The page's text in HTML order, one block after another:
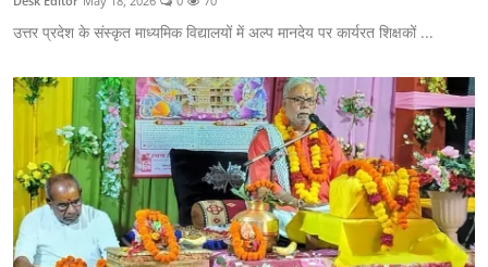
उत्तर प्रदेश के संस्कृत माध्यमिक विद्यालयों में अल्प मानदेय पर कार्यरत शिक्षकों ...